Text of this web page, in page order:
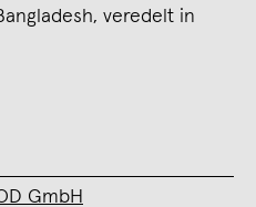
veredelt in
GmbH